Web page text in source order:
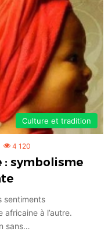
Culture et tradition
4 120
: symbolisme
sentiments
africaine à l’autre.
sans…